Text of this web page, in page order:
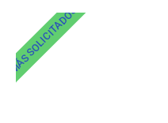
MÁS SOLICITADOS